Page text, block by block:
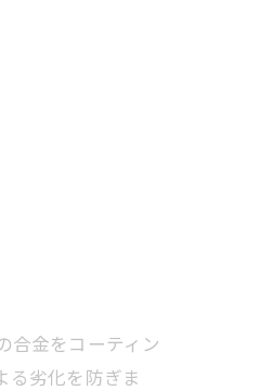
合金をコーティン
る劣化を防ぎま